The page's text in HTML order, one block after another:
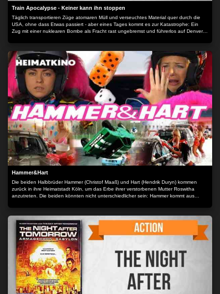
Train Apocalypse - Keiner kann ihn stoppen
Täglich transportieren Züge atomaren Müll und verseuchtes Material quer durch die
USA, ohne dass Etwas passiert - aber eines Tages kommt es zur Katastrophe: Ein
Zug mit einer nuklearen Bombe als Fracht rast ungebremst und führerlos auf Denver,
der Lage, den Zug zu stoppen und den drohenden Supergau zu verhindern.
Hammer&Hart
Die beiden Halbbrüder Hammer (Christof Maaß) und Hart (Hendrik Duryn) kommen
zurück in ihre Heimatstadt Köln, um das Erbe ihrer verstorbenen Mutter Roswitha
anzutreten. Die beiden könnten nicht unterschiedlicher sein: Hammer kommt aus
wollen ihr Erbe schnell in Empfang nehmen und noch schneller wieder zurück nach
Hause. Doch zu ihrer Verwunderung gibt es kein Geld, sondern „Roswithas
Autoparadies“, eine sichtlich in die Jahre gekommene Autowerkstatt. Im „Inventar“
enthalten ist auch Yüksel (Türkiz Talay), die Schrauberin.Um die Werkstatt wieder zu
beleben, eröffnen sie eine sehr spezielle Autowaschanlage. Bei „Hotwash“ erledigen
sexy T-Shirt-Ladies mit ganzem Körpereinsatz die Arbeit. Das neue Angebot ist
überaus erfolgreich und die ungleichen Brüder, Harts Freundin Gina (Susann
Sideropoulos) und Yüksel leben in Saus und Braus.Doch zu allem Übel, kommt ihnen
Möchtegern-Mafioso Don Leone in die Quere, der sich „Roswithas Autoparadies“
einverleiben will – um jeden Preis... Der Inhalt wird bereitgestellt von: PLAION
PICTURES GmbH, Lochhamer Str. 9, 82152 Planegg/München